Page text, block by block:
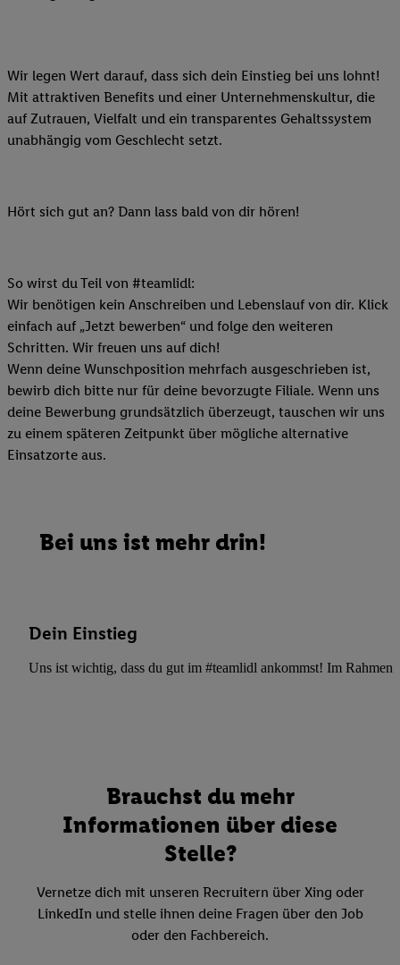
Wir legen Wert darauf, dass sich dein Einstieg bei uns lohnt!
Mit attraktiven Benefits und einer Unternehmenskultur, die
auf Zutrauen, Vielfalt und ein transparentes Gehaltssystem
unabhängig vom Geschlecht setzt.
Hört sich gut an? Dann lass bald von dir hören!
So wirst du Teil von #teamlidl:
Wir benötigen kein Anschreiben und Lebenslauf von dir. Klick
einfach auf „Jetzt bewerben“ und folge den weiteren
Schritten. Wir freuen uns auf dich!
Wenn deine Wunschposition mehrfach ausgeschrieben ist,
bewirb dich bitte nur für deine bevorzugte Filiale. Wenn uns
deine Bewerbung grundsätzlich überzeugt, tauschen wir uns
zu einem späteren Zeitpunkt über mögliche alternative
Einsatzorte aus.
Bei uns ist mehr drin!
Dein Einstieg
Uns ist wichtig, dass du gut im #teamlidl ankommst! Im Rahmen
Brauchst du mehr
Informationen über diese
Stelle?
Vernetze dich mit unseren Recruitern über Xing oder
LinkedIn und stelle ihnen deine Fragen über den Job
oder den Fachbereich.